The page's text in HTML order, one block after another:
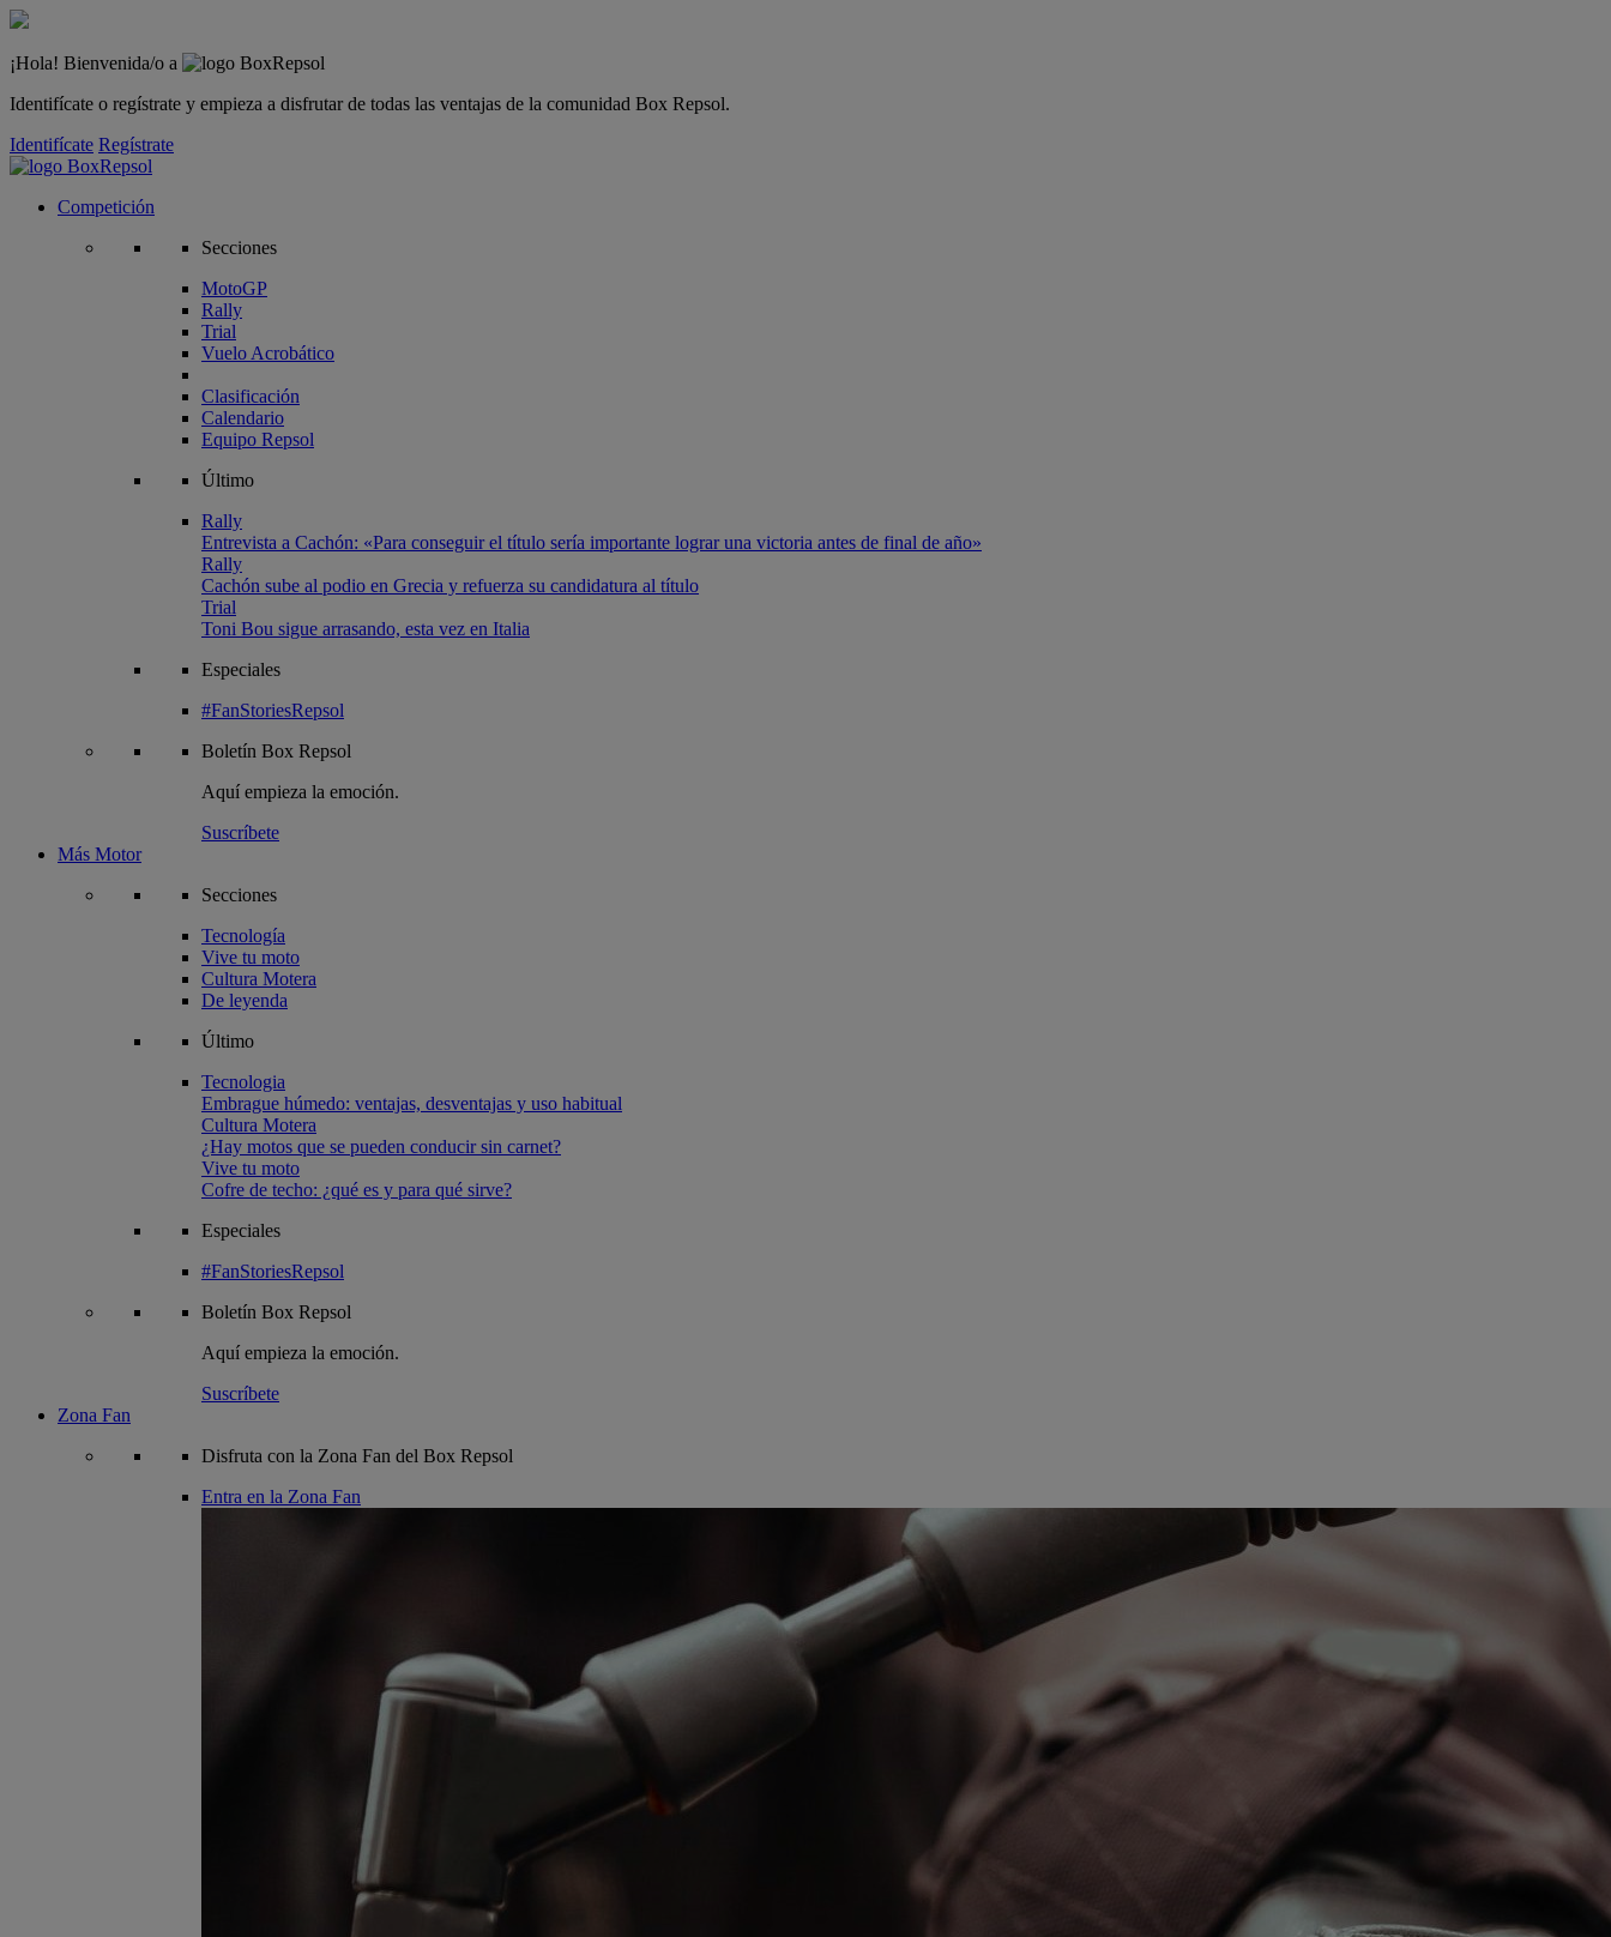
¡Hola! Bienvenida/o a
Identifícate o regístrate y empieza a disfrutar de todas las ventajas de la comunidad Box Repsol.
Identifícate Regístrate
Competición
Secciones
MotoGP
Rally
Trial
Vuelo Acrobático
Clasificación
Calendario
Equipo Repsol
Último
Rally
Entrevista a Cachón: «Para conseguir el título sería importante lograr una victoria antes de final de año»
Rally
Cachón sube al podio en Grecia y refuerza su candidatura al título
Trial
Toni Bou sigue arrasando, esta vez en Italia
Especiales
#FanStoriesRepsol
Boletín Box Repsol
Aquí empieza la emoción.
Suscríbete
Más Motor
Secciones
Tecnología
Vive tu moto
Cultura Motera
De leyenda
Último
Tecnologia
Embrague húmedo: ventajas, desventajas y uso habitual
Cultura Motera
¿Hay motos que se pueden conducir sin carnet?
Vive tu moto
Cofre de techo: ¿qué es y para qué sirve?
Especiales
#FanStoriesRepsol
Boletín Box Repsol
Aquí empieza la emoción.
Suscríbete
Zona Fan
Disfruta con la Zona Fan del Box Repsol
Entra en la Zona Fan